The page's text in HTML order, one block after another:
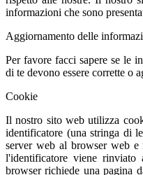
informazioni che sono
Aggiornamento delle
Per favore facci sapere se le
di te devono essere corrette o
Cookie
Il nostro sito web utilizza
identificatore (una stringa di
server web al browser web e
l'identificatore viene
browser richiede una pagina